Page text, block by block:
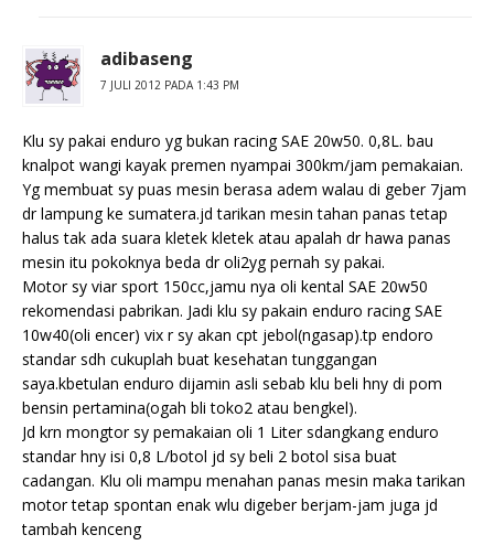
adibaseng
7 JULI 2012 PADA 1:43 PM
Klu sy pakai enduro yg bukan racing SAE 20w50. 0,8L. bau
knalpot wangi kayak premen nyampai 300km/jam pemakaian.
Yg membuat sy puas mesin berasa adem walau di geber 7jam
dr lampung ke sumatera.jd tarikan mesin tahan panas tetap
halus tak ada suara kletek kletek atau apalah dr hawa panas
mesin itu pokoknya beda dr oli2yg pernah sy pakai.
Motor sy viar sport 150cc,jamu nya oli kental SAE 20w50
rekomendasi pabrikan. Jadi klu sy pakain enduro racing SAE
10w40(oli encer) vix r sy akan cpt jebol(ngasap).tp endoro
standar sdh cukuplah buat kesehatan tunggangan
saya.kbetulan enduro dijamin asli sebab klu beli hny di pom
bensin pertamina(ogah bli toko2 atau bengkel).
Jd krn mongtor sy pemakaian oli 1 Liter sdangkang enduro
standar hny isi 0,8 L/botol jd sy beli 2 botol sisa buat
cadangan. Klu oli mampu menahan panas mesin maka tarikan
motor tetap spontan enak wlu digeber berjam-jam juga jd
tambah kenceng